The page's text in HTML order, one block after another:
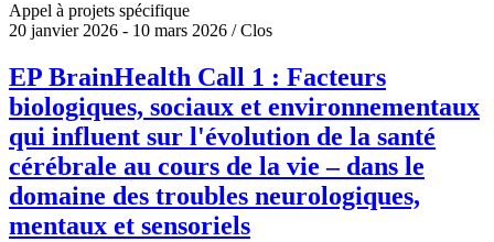
Appel à projets spécifique
20 janvier 2026 - 10 mars 2026 / Clos
EP BrainHealth Call 1 : Facteurs
biologiques, sociaux et environnementaux
qui influent sur l'évolution de la santé
cérébrale au cours de la vie – dans le
domaine des troubles neurologiques,
mentaux et sensoriels